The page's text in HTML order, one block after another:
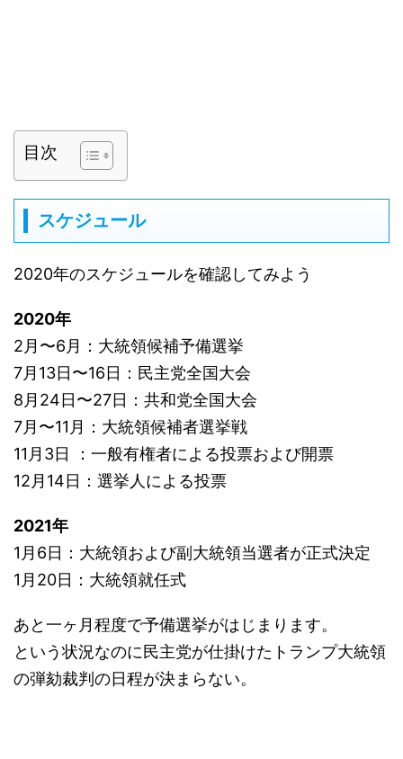
目次
スケジュール
2020年のスケジュールを確認してみよう
2020年
2月〜6月：大統領候補予備選挙
7月13日〜16日：民主党全国大会
8月24日〜27日：共和党全国大会
7月〜11月：大統領候補者選挙戦
11月3日 ：一般有権者による投票および開票
12月14日：選挙人による投票
2021年
1月6日：大統領および副大統領当選者が正式決定
1月20日：大統領就任式
あと一ヶ月程度で予備選挙がはじまります。
という状況なのに民主党が仕掛けたトランプ大統領
の弾劾裁判の日程が決まらない。